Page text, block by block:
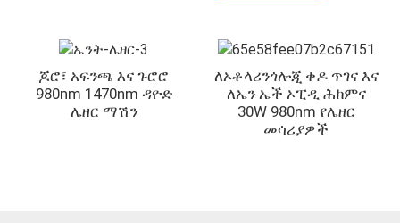
ጆሮ፣ አፍንጫ እና ጉሮሮ
980nm 1470nm ዳዮድ
ሌዘር ማሽን
ለኦቶላሪንጎሎጂ ቀዶ ጥገና እና
ለኤን ኤች ኦፒዲ ሕክምና
30W 980nm የሌዘር
መሳሪያዎች